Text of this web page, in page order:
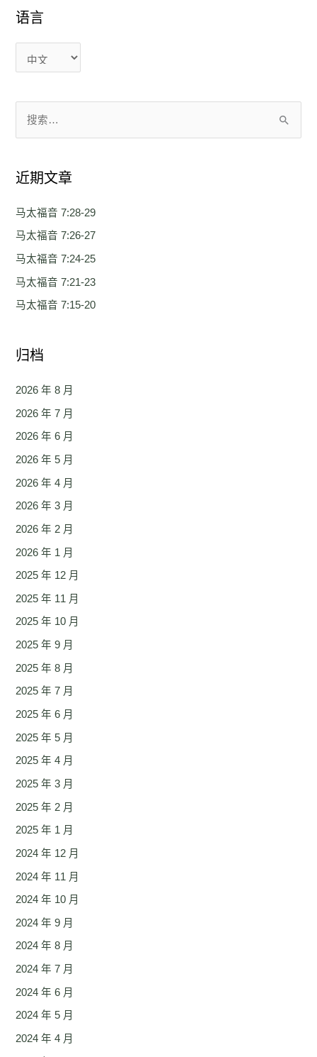
语言
语
近期文章
马太福音 7:28-29
马太福音 7:26-27
马太福音 7:24-25
马太福音 7:21-23
马太福音 7:15-20
归档
2026 年 8 月
2026 年 7 月
2026 年 6 月
2026 年 5 月
2026 年 4 月
2026 年 3 月
2026 年 2 月
2026 年 1 月
2025 年 12 月
2025 年 11 月
2025 年 10 月
2025 年 9 月
2025 年 8 月
2025 年 7 月
2025 年 6 月
2025 年 5 月
2025 年 4 月
2025 年 3 月
2025 年 2 月
2025 年 1 月
2024 年 12 月
2024 年 11 月
2024 年 10 月
2024 年 9 月
2024 年 8 月
2024 年 7 月
2024 年 6 月
2024 年 5 月
2024 年 4 月
语